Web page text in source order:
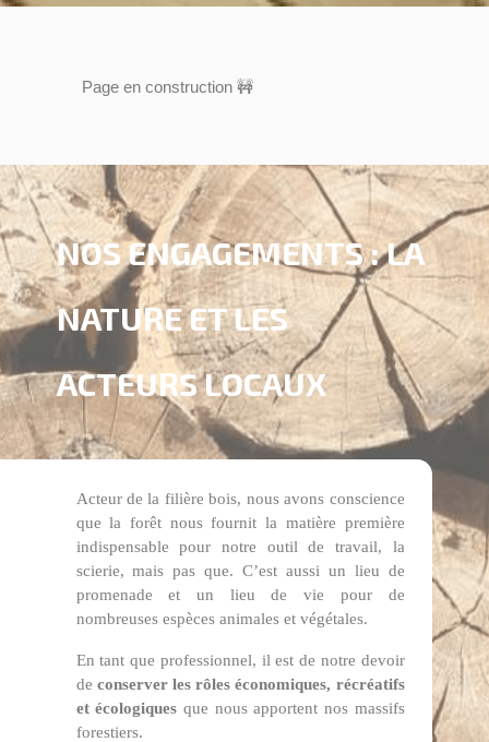
Page en construction 🚧
NOS ENGAGEMENTS : LA
NATURE ET LES
ACTEURS LOCAUX
Acteur de la filière bois, nous avons conscience
que la forêt nous fournit la matière première
indispensable pour notre outil de travail, la
scierie, mais pas que. C’est aussi un lieu de
promenade et un lieu de vie pour de
nombreuses espèces animales et végétales.
En tant que professionnel, il est de notre devoir
de conserver les rôles économiques, récréatifs
et écologiques que nous apportent nos massifs
forestiers.
Créer une liste d'envies ×
Nom de la liste d'envies
Annuler Créer une liste d'envies